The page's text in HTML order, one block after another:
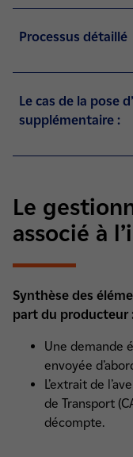
Processus détaillé
Le cas de la pose
supplémentaire :
Le
associé à
Synthèse des
part du producteur
Une demande
envoyée
L’extrait de
de Transport
décompte.